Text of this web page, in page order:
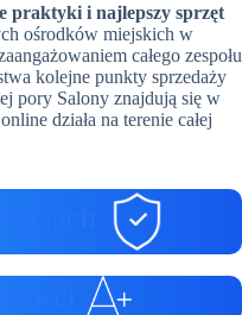
praktyki i najlepszy sprzęt
ośrodków miejskich w
całego zespołu
kolejne punkty sprzedaży
pory Salony znajdują się w
działa na terenie całej